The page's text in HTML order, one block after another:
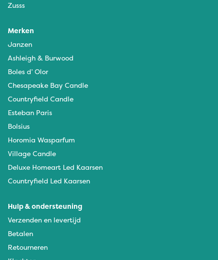
Zusss
Merken
Janzen
Ashleigh & Burwood
Boles d’ Olor
Chesapeake Bay Candle
Countryfield Candle
Esteban Paris
Bolsius
Horomia Wasparfum
Village Candle
Deluxe Homeart Led Kaarsen
Countryfield Led Kaarsen
Hulp & ondersteuning
Verzenden en levertijd
Betalen
Retourneren